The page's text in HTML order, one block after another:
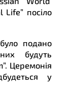
посіло
подано
будуть
Церемонія
у